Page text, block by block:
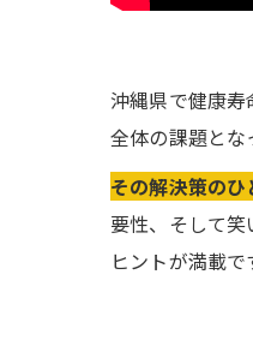
沖縄県で健康
全体の課題とな
その解決策のひ
要性、そして
ヒントが満載で